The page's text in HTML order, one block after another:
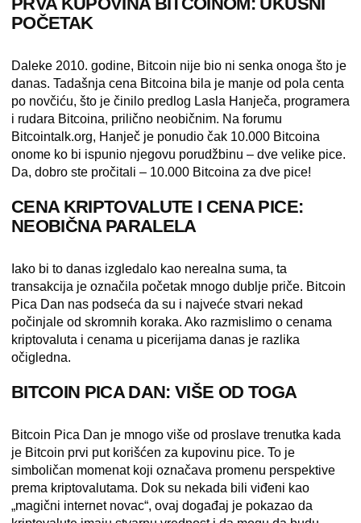
POČETAK
Daleke 2010. godine, Bitcoin nije bio ni senka onoga što je
danas. Tadašnja cena Bitcoina bila je manje od pola centa
po novčiću, što je činilo predlog Lasla Hanječa, programera
i rudara Bitcoina, prilično neobičnim. Na forumu
Bitcointalk.org, Hanječ je ponudio čak 10.000 Bitcoina
onome ko bi ispunio njegovu porudžbinu – dve velike pice.
Da, dobro ste pročitali – 10.000 Bitcoina za dve pice!
CENA KRIPTOVALUTE I CENA PICE:
NEOBIČNA PARALELA
Iako bi to danas izgledalo kao nerealna suma, ta
transakcija je označila početak mnogo dublje priče. Bitcoin
Pica Dan nas podseća da su i najveće stvari nekad
počinjale od skromnih koraka. Ako razmislimo o cenama
kriptovaluta i cenama u picerijama danas je razlika
očigledna.
BITCOIN PICA DAN: VIŠE OD TOGA
Bitcoin Pica Dan je mnogo više od proslave trenutka kada
je Bitcoin prvi put korišćen za kupovinu pice. To je
simboličan momenat koji označava promenu perspektive
prema kriptovalutama. Dok su nekada bili viđeni kao
„magični internet novac“, ovaj događaj je pokazao da